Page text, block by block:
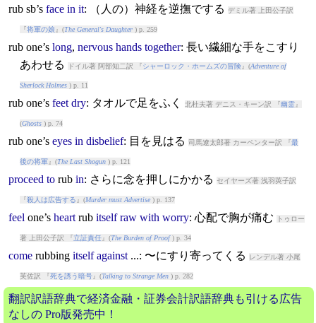
rubsb’s face in it: （人の）神経を逆撫でする デミル著 上田公子訳
『将軍の娘 』(The General's Daughter) p. 259
rubone’s long, nervous hands together: 長い繊細な手をこすり
あわせる
ドイル著 阿部知二訳 『シャーロック・ホームズの冒険』(Adventure of
Sherlock Holmes) p. 11
rubone’s feet dry: タオルで足をふく 北杜夫著 デニス・キーン訳 『幽霊』
(Ghosts) p. 74
rubone’s eyes in disbelief: 目を見はる 司馬遼太郎著 カーペンター訳 『最
後の将軍』(The Last Shogun) p. 121
proceed to rub in: さらに念を押しにかかる セイヤーズ著 浅羽莢子訳
『殺人は広告する 』(Murder must Advertise) p. 137
feel one’s heart rub itself raw with worry: 心配で胸が痛む トゥロー
著 上田公子訳 『立証責任』(The Burden of Proof) p. 34
come rubbing itself against...: 〜にすり寄ってくる レンデル著 小尾
芙佐訳 『死を誘う暗号』(Talking to Strange Men) p. 282
翻訳訳語辞典で経済金融・証券会計訳語辞典も引ける広告
なしの Pro版発売中！